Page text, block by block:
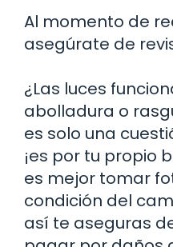
Al momento de
asegúrate de
¿Las luces
abolladura o
es solo una
¡es por tu propio
es mejor tomar
condición del
así te aseguras